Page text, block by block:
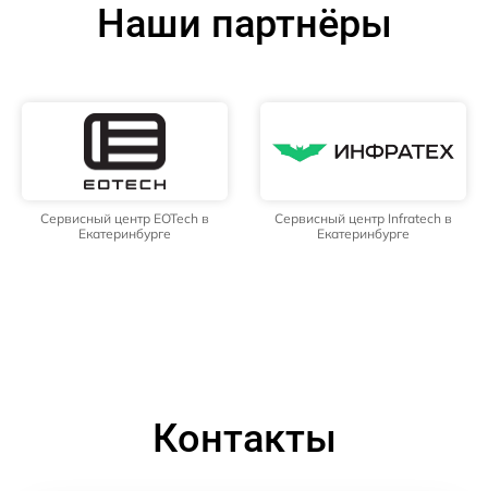
Наши партнёры
Сервисный центр EOTech в
Екатеринбурге
Сервисный центр Infratech в
Екатеринбурге
Контакты